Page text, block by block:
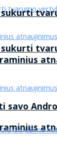
savo